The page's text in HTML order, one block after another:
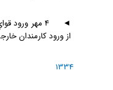
◄
4 مهر ورود
از ورود كارمندان
1334